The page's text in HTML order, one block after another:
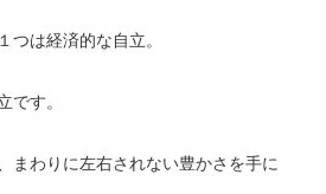
つは経済的な自立。
です。
まわりに左右されない豊かさを手に